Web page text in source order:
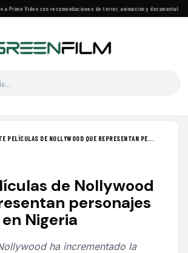
Prime Video con recomendaciones de terror, animación y documentales
PELÍCULAS DE NOLLYWOOD QUE REPRESENTAN PE...
de Nollywood
personajes
en Nigeria
ha incrementado la